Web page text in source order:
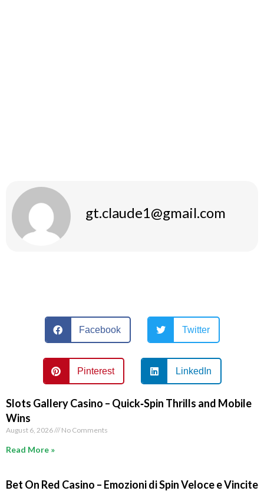
gt.claude1@gmail.com
Facebook Twitter
Pinterest LinkedIn
Slots Gallery Casino – Quick‑Spin Thrills and Mobile
Wins
August 6, 2026 No Comments
Read More »
Bet On Red Casino – Emozioni di Spin Veloce e Vincite